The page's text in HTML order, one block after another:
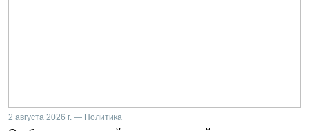
2 августа 2026 г. — Политика